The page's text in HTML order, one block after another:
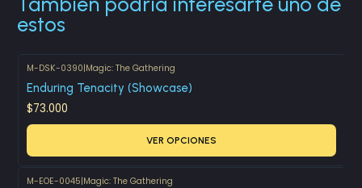
estos
M-DSK-0390|Magic: The Gathering
Enduring Tenacity (Showcase)
$73.000
VER OPCIONES
M-EOE-0045|Magic: The Gathering